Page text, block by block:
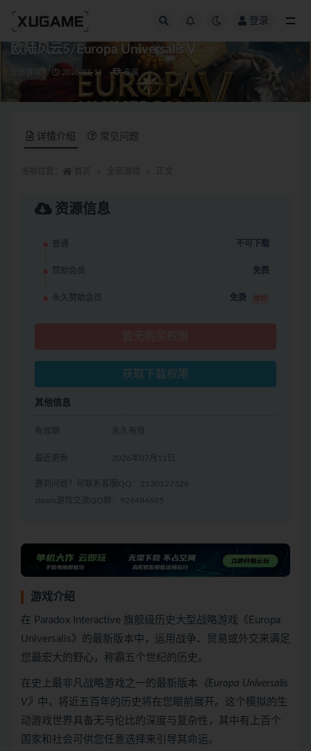
登录
欧陆风云5/Europa Universalis V
全部游戏 2026-07-11 专属
详情介绍 常见问题
资源信息
普通 不可下载
赞助会员 免费
永久赞助会员 免费 推荐
获取下载权限
其他信息
有效期 永久有效
最近更新 2026年07月11日
遇到问题？可联系客服QQ：2130127326
steam游戏交流QQ群：926484605
游戏介绍
在 Paradox Interactive 旗舰级历史大型战略游戏《Europa
Universalis》的最新版本中，运用战争、贸易或外交来满足
您最宏大的野心，称霸五个世纪的历史。
在史上最非凡战略游戏之一的最新版本 《Europa Universalis
V》 中，将近五百年的历史将在您眼前展开。这个模拟的生
动游戏世界具备无与伦比的深度与复杂性，其中有上百个
国家和社会可供您任意选择来引导其命运。